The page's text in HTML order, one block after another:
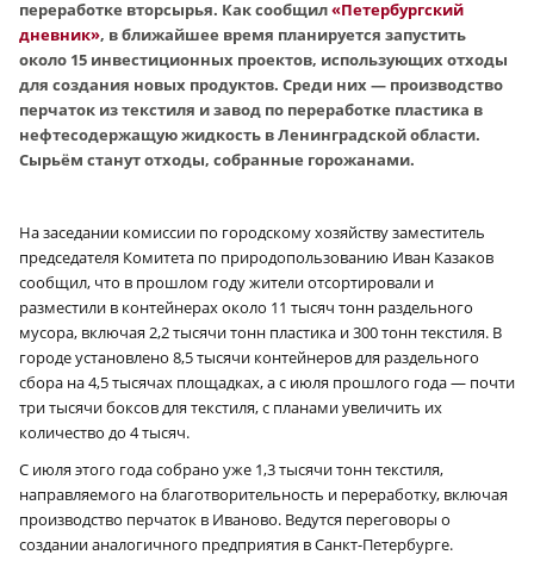
переработке вторсырья. Как сообщил«Петербургский
дневник», в ближайшее время планируется запустить
около 15 инвестиционных проектов, использующих отходы
для создания новых продуктов. Среди них — производство
перчаток из текстиля и завод по переработке пластика в
нефтесодержащую жидкость в Ленинградской области.
Сырьём станут отходы, собранные горожанами.
На заседании комиссии по городскому хозяйству заместитель
председателя Комитета по природопользованию Иван Казаков
сообщил, что в прошлом году жители отсортировали и
разместили в контейнерах около 11 тысяч тонн раздельного
мусора, включая 2,2 тысячи тонн пластика и 300 тонн текстиля. В
городе установлено 8,5 тысячи контейнеров для раздельного
сбора на 4,5 тысячах площадках, а с июля прошлого года — почти
три тысячи боксов для текстиля, с планами увеличить их
количество до 4 тысяч.
С июля этого года собрано уже 1,3 тысячи тонн текстиля,
направляемого на благотворительность и переработку, включая
производство перчаток в Иваново. Ведутся переговоры о
создании аналогичного предприятия в Санкт-Петербурге.